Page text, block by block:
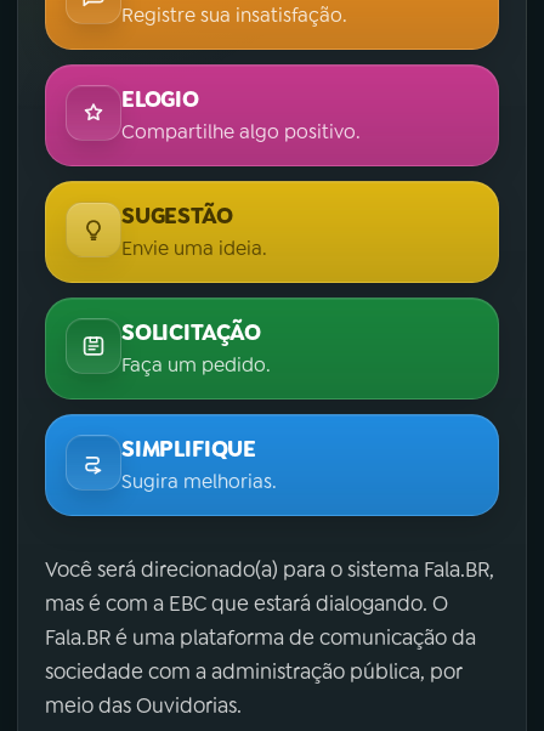
Registre sua insatisfação.
ELOGIO
Compartilhe algo positivo.
SUGESTÃO
Envie uma ideia.
SOLICITAÇÃO
Faça um pedido.
SIMPLIFIQUE
Sugira melhorias.
Você será direcionado(a) para o sistema Fala.BR,
mas é com a EBC que estará dialogando. O
Fala.BR é uma plataforma de comunicação da
sociedade com a administração pública, por
meio das Ouvidorias.